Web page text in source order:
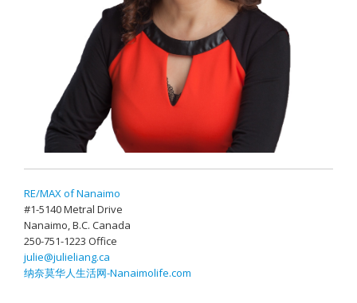
RE/MAX of Nanaimo
#1-5140 Metral Drive
Nanaimo, B.C. Canada
250-751-1223 Office
julie@julieliang.ca
纳奈莫华人生活网-Nanaimolife.com